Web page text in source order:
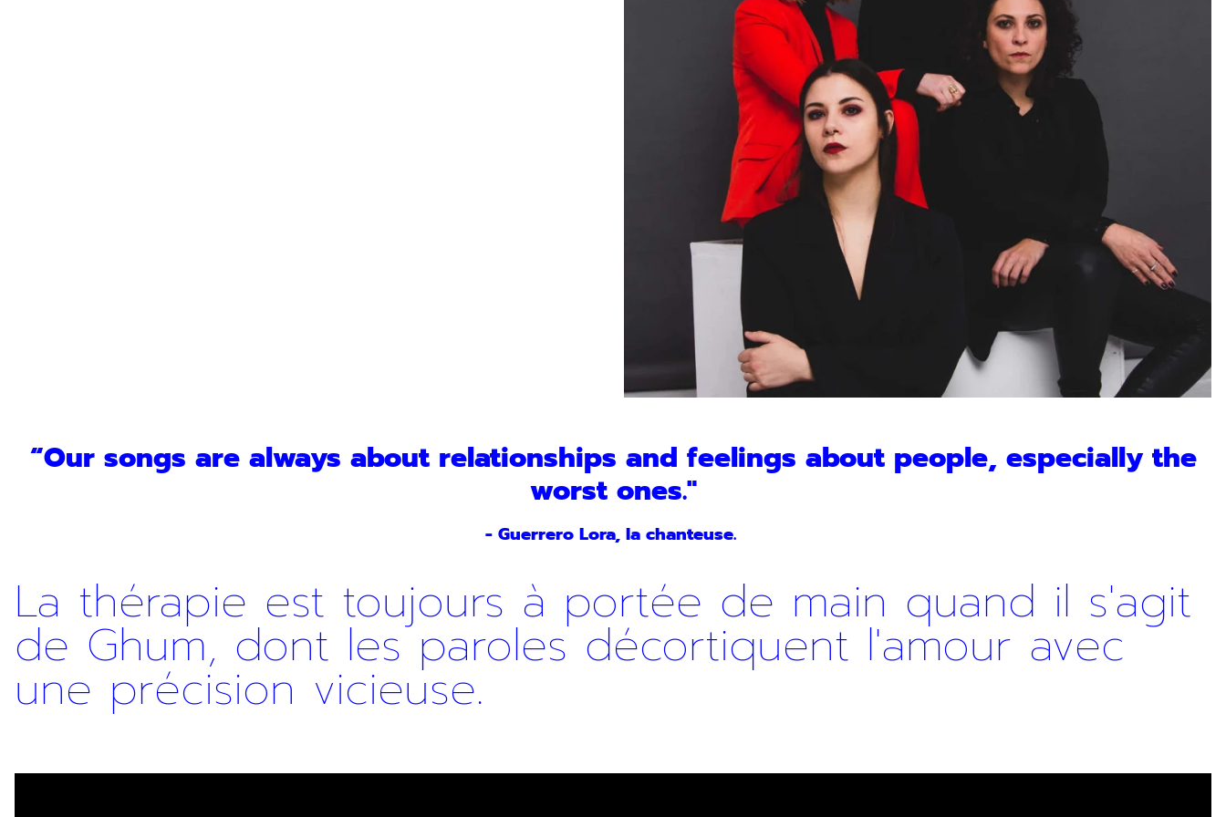
“Our songs are always about relationships and feelings about people, especially the
worst ones."
- Guerrero Lora, la chanteuse.
La thérapie est toujours à portée de main quand il s'agit
de Ghum, dont les paroles décortiquent l'amour avec
une précision vicieuse.
Inscription Newsletter